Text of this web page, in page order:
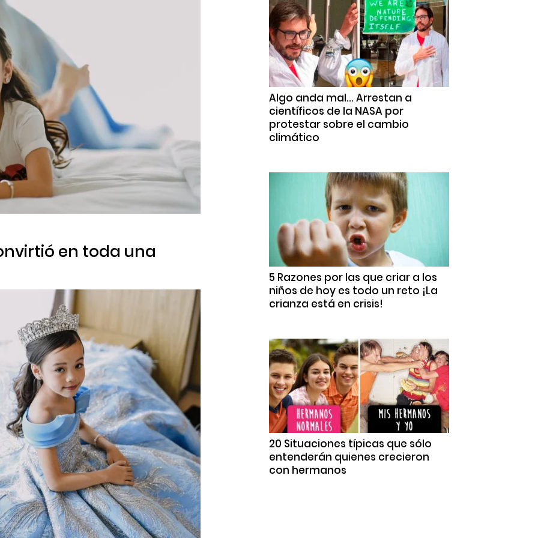
en toda una
Algo anda mal… Arrestan a
científicos de la NASA por
protestar sobre el cambio
climático
5 Razones por las que criar a los
niños de hoy es todo un reto ¡La
crianza está en crisis!
20 Situaciones típicas que sólo
entenderán quienes crecieron
con hermanos